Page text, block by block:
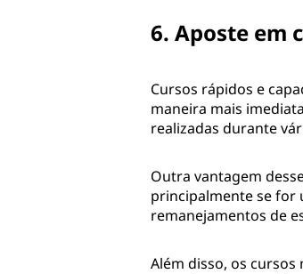
6. Aposte em
Cursos rápidos e
maneira mais
realizadas durante
Outra vantagem
principalmente se for
remanejamentos de
Além disso, os